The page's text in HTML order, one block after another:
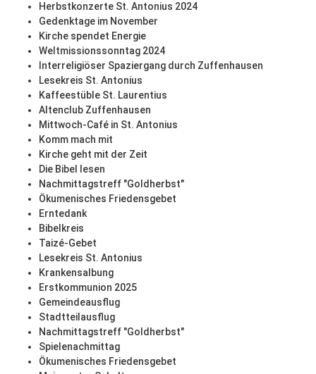
Herbstkonzerte St. Antonius 2024
Gedenktage im November
Kirche spendet Energie
Weltmissionssonntag 2024
Interreligiöser Spaziergang durch Zuffenhausen
Lesekreis St. Antonius
Kaffeestüble St. Laurentius
Altenclub Zuffenhausen
Mittwoch-Café in St. Antonius
Komm mach mit
Kirche geht mit der Zeit
Die Bibel lesen
Nachmittagstreff "Goldherbst"
Ökumenisches Friedensgebet
Erntedank
Bibelkreis
Taizé-Gebet
Lesekreis St. Antonius
Krankensalbung
Erstkommunion 2025
Gemeindeausflug
Stadtteilausflug
Nachmittagstreff "Goldherbst"
Spielenachmittag
Ökumenisches Friedensgebet